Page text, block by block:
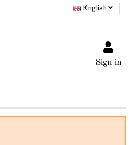
English
Sign in